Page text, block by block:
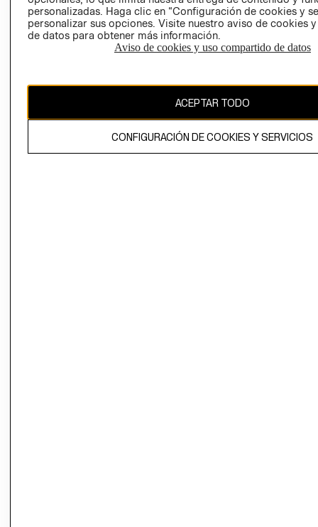
AVISO DE
COOKIES
Uruguay ($U)
personalizadas. Haga clic en “Configuración de cookies y
personalizar sus opciones. Visite nuestro aviso de cookies
de datos para obtener más información.
Aviso de cookies y uso compartido de datos
ACEPTAR TODO
CONFIGURACIÓN DE COOKIES Y SERVICIOS